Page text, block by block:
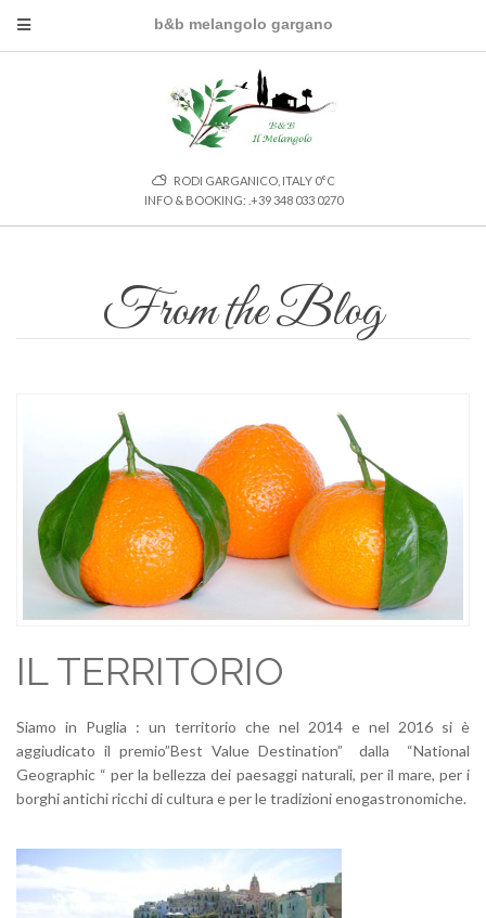
b&b melangolo gargano
RODI GARGANICO, ITALY 0°C
INFO & BOOKING: .+39 348 033 0270
From the Blog
IL TERRITORIO
Siamo in Puglia : un territorio che nel 2014 e nel 2016 si è
aggiudicato il premio”Best Value Destination” dalla “National
Geographic “ per la bellezza dei paesaggi naturali, per il mare, per i
borghi antichi ricchi di cultura e per le tradizioni enogastronomiche.